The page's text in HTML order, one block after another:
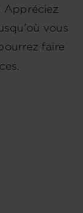
Appréciez
vous
faire